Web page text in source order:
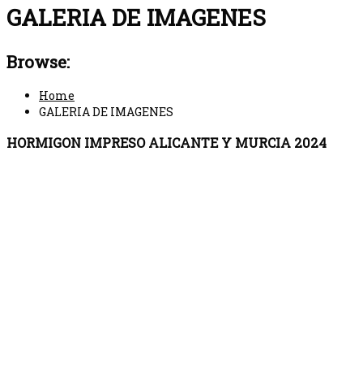
GALERIA DE IMAGENES
Browse:
Home
GALERIA DE IMAGENES
HORMIGON IMPRESO ALICANTE Y MURCIA 2024